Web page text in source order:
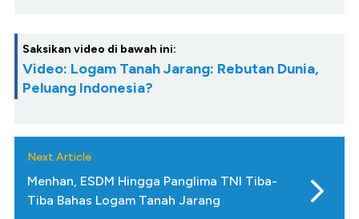
Saksikan video di bawah ini:
Video: Logam Tanah Jarang: Rebutan Dunia,
Peluang Indonesia?
Next Article
Menhan, ESDM Hingga Panglima TNI Tiba-
Tiba Bahas Logam Tanah Jarang